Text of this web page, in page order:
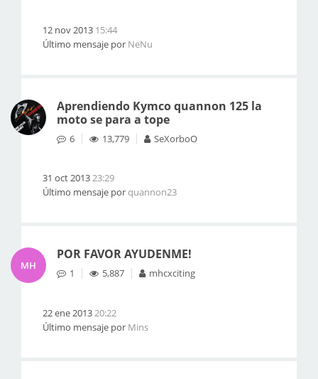
12 nov 2013 15:44
Último mensaje por NeNu
Aprendiendo Kymco quannon 125 la
moto se para a tope
6 13,779 SeXorboO
31 oct 201323:29
Último mensaje porquannon23
MH
POR FAVOR AYUDENME!
1 5,887 mhcxciting
22 ene 201320:22
Último mensaje por Mins